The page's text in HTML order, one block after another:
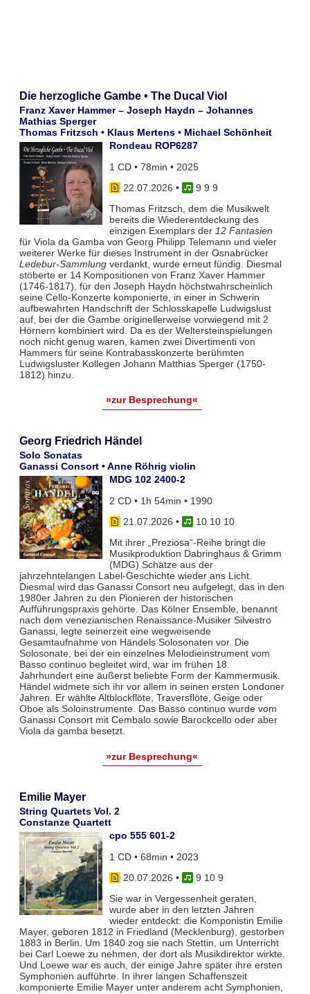
Die herzogliche Gambe • The Ducal Viol
Franz Xaver Hammer – Joseph Haydn – Johannes
Mathias Sperger
Thomas Fritzsch • Klaus Mertens • Michael Schönheit
Rondeau ROP6287
1 CD • 78min • 2025
22.07.2026 •
9 9 9
Thomas Fritzsch, dem die Musikwelt
bereits die Wiederentdeckung des
einzigen Exemplars der 12 Fantasien
für Viola da Gamba von Georg Philipp Telemann und vieler
weiterer Werke für dieses Instrument in der Osnabrücker
Ledebur-Sammlungverdankt, wurde erneut fündig. Diesmal
stöberte er 14 Kompositionen von Franz Xaver Hammer
(1746-1817), für den Joseph Haydn höchstwahrscheinlich
seine Cello-Konzerte komponierte, in einer in Schwerin
aufbewahrten Handschrift der Schlosskapelle Ludwigslust
auf, bei der die Gambe originellerweise vorwiegend mit 2
Hörnern kombiniert wird. Da es der Weltersteinspielungen
noch nicht genug waren, kamen zwei Divertimenti von
Hammers für seine Kontrabasskonzerte berühmten
Ludwigsluster Kollegen Johann Matthias Sperger (1750-
1812) hinzu.
»zur Besprechung«
Georg Friedrich Händel
Solo Sonatas
Ganassi Consort • Anne Röhrig violin
MDG 102 2400-2
2 CD • 1h 54min • 1990
21.07.2026 •
10 10 10
Mit ihrer „Preziosa“-Reihe bringt die
Musikproduktion Dabringhaus & Grimm
(MDG) Schätze aus der
jahrzehntelangen Label-Geschichte wieder ans Licht.
Diesmal wird das Ganassi Consort neu aufgelegt, das in den
1980er Jahren zu den Pionieren der historischen
Aufführungspraxis gehörte. Das Kölner Ensemble, benannt
nach dem venezianischen Renaissance-Musiker Silvestro
Ganassi, legte seinerzeit eine wegweisende
Gesamtaufnahme von Händels Solosonaten vor. Die
Solosonate, bei der ein einzelnes Melodieinstrument vom
Basso continuo begleitet wird, war im frühen 18.
Jahrhundert eine äußerst beliebte Form der Kammermusik.
Händel widmete sich ihr vor allem in seinen ersten Londoner
Jahren. Er wählte Altblockflöte, Traversflöte, Geige oder
Oboe als Soloinstrumente. Das Basso continuo wurde vom
Ganassi Consort mit Cembalo sowie Barockcello oder aber
Viola da gamba besetzt.
»zur Besprechung«
Emilie Mayer
String Quartets Vol. 2
Constanze Quartett
cpo 555 601-2
1 CD • 68min • 2023
20.07.2026 •
9 10 9
Sie war in Vergessenheit geraten,
wurde aber in den letzten Jahren
wieder entdeckt: die Komponistin Emilie
Mayer, geboren 1812 in Friedland (Mecklenburg), gestorben
1883 in Berlin. Um 1840 zog sie nach Stettin, um Unterricht
bei Carl Loewe zu nehmen, der dort als Musikdirektor wirkte.
Und Loewe war es auch, der einige Jahre später ihre ersten
Symphonien aufführte. In ihrer langen Schaffenszeit
komponierte Emilie Mayer unter anderem acht Symphonien,